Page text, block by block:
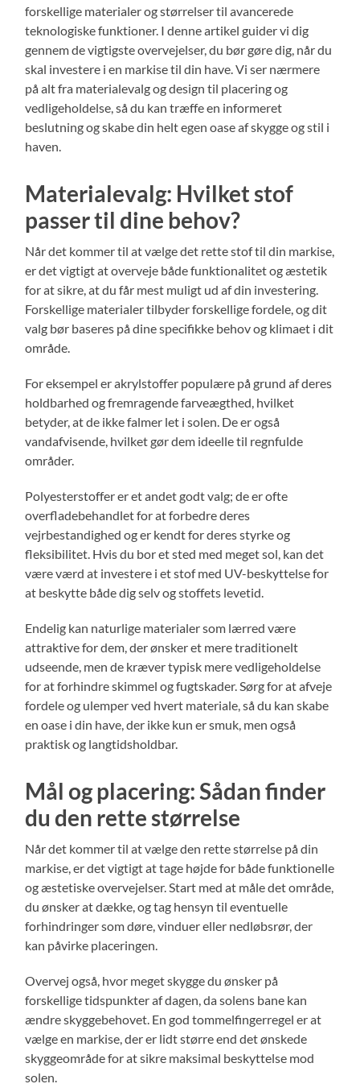
forskellige materialer og størrelser til avancerede
teknologiske funktioner. I denne artikel guider vi dig
gennem de vigtigste overvejelser, du bør gøre dig, når du
skal investere i en markise til din have. Vi ser nærmere
på alt fra materialevalg og design til placering og
vedligeholdelse, så du kan træffe en informeret
beslutning og skabe din helt egen oase af skygge og stil i
haven.
Materialevalg: Hvilket stof
passer til dine behov?
Når det kommer til at vælge det rette stof til din markise,
er det vigtigt at overveje både funktionalitet og æstetik
for at sikre, at du får mest muligt ud af din investering.
Forskellige materialer tilbyder forskellige fordele, og dit
valg bør baseres på dine specifikke behov og klimaet i dit
område.
For eksempel er akrylstoffer populære på grund af deres
holdbarhed og fremragende farveægthed, hvilket
betyder, at de ikke falmer let i solen. De er også
vandafvisende, hvilket gør dem ideelle til regnfulde
områder.
Polyesterstoffer er et andet godt valg; de er ofte
overfladebehandlet for at forbedre deres
vejrbestandighed og er kendt for deres styrke og
fleksibilitet. Hvis du bor et sted med meget sol, kan det
være værd at investere i et stof med UV-beskyttelse for
at beskytte både dig selv og stoffets levetid.
Endelig kan naturlige materialer som lærred være
attraktive for dem, der ønsker et mere traditionelt
udseende, men de kræver typisk mere vedligeholdelse
for at forhindre skimmel og fugtskader. Sørg for at afveje
fordele og ulemper ved hvert materiale, så du kan skabe
en oase i din have, der ikke kun er smuk, men også
praktisk og langtidsholdbar.
Mål og placering: Sådan finder
du den rette størrelse
Når det kommer til at vælge den rette størrelse på din
markise, er det vigtigt at tage højde for både funktionelle
og æstetiske overvejelser. Start med at måle det område,
du ønsker at dække, og tag hensyn til eventuelle
forhindringer som døre, vinduer eller nedløbsrør, der
kan påvirke placeringen.
Overvej også, hvor meget skygge du ønsker på
forskellige tidspunkter af dagen, da solens bane kan
ændre skyggebehovet. En god tommelfingerregel er at
vælge en markise, der er lidt større end det ønskede
skyggeområde for at sikre maksimal beskyttelse mod
solen.